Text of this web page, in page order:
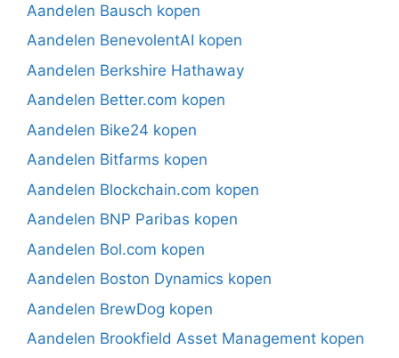
Aandelen Bausch kopen
Aandelen BenevolentAI kopen
Aandelen Berkshire Hathaway
Aandelen Better.com kopen
Aandelen Bike24 kopen
Aandelen Bitfarms kopen
Aandelen Blockchain.com kopen
Aandelen BNP Paribas kopen
Aandelen Bol.com kopen
Aandelen Boston Dynamics kopen
Aandelen BrewDog kopen
Aandelen Brookfield Asset Management kopen